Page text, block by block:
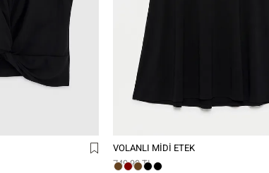
VOLANLI MIDI ETEK
749,99 TL